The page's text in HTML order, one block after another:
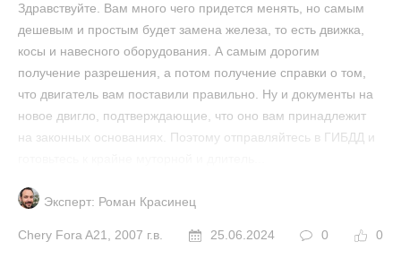
Здравствуйте. Вам много чего придется менять, но самым
дешевым и простым будет замена железа, то есть движка,
косы и навесного оборудования. А самым дорогим
получение разрешения, а потом получение справки о том,
что двигатель вам поставили правильно. Ну и документы на
новое двигло, подтверждающие, что оно вам принадлежит
на законных основаниях. Поэтому отправляйтесь в ГИБДД и
Эксперт: Роман Красинец
Chery Fora A21 2007 г.в. 25.06.2024 0 0